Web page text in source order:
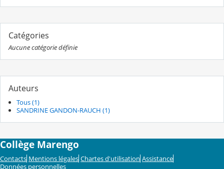
Catégories
Aucune catégorie définie
Auteurs
Tous (1)
SANDRINE GANDON-RAUCH (1)
Collège Marengo
Contacts Mentions légales Chartes d'utilisation Assistance
Données personnelles